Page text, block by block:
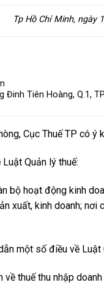
Tp Hồ Chí Minh, ngày
Tiên Hoàng, Q.1,
Cục Thuế TP có ý
Quản lý thuế:
bộ hoạt động kinh
xuất, kinh doanh; nơi
một số điều về Luật
thuế thu nhập doanh